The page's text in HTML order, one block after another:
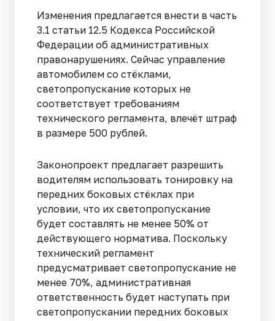
Изменения предлагается внести в часть
3.1 статьи 12.5 Кодекса Российской
Федерации об административных
правонарушениях. Сейчас управление
автомобилем со стёклами,
светопропускание которых не
соответствует требованиям
технического регламента, влечёт штраф
в размере 500 рублей.
Законопроект предлагает разрешить
водителям использовать тонировку на
передних боковых стёклах при
условии, что их светопропускание
будет составлять не менее 50% от
действующего норматива. Поскольку
технический регламент
предусматривает светопропускание не
менее 70%, административная
ответственность будет наступать при
светопропускании передних боковых